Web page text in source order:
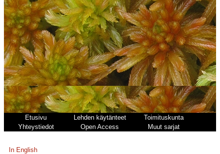
Etusivu Lehden käytänteet
Toimituskunta
Yhteystiedot
Open Access Muut sarjat
In English